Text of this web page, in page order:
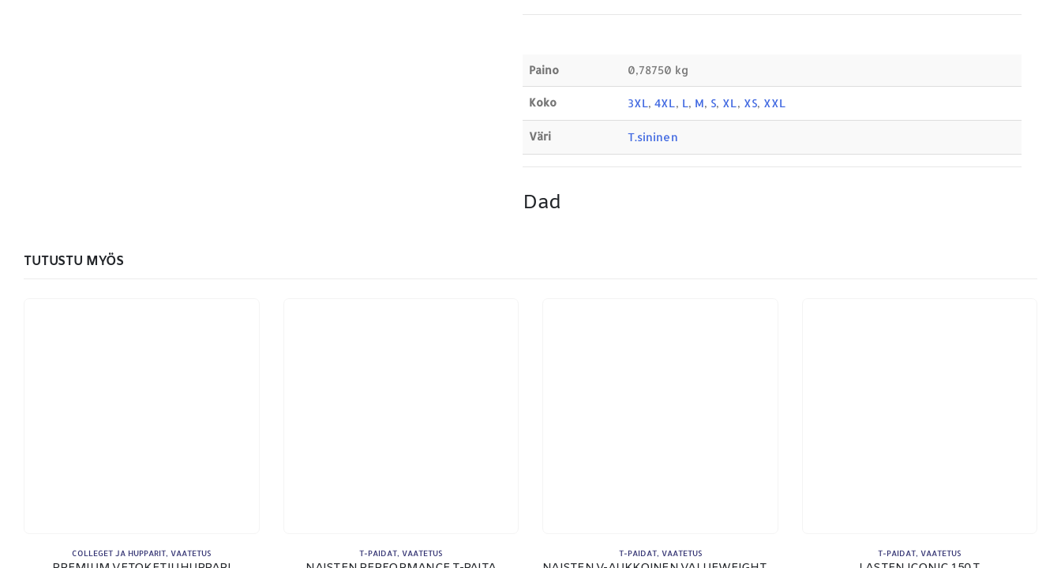
Paino 0,78750 kg
Koko 3XL,4XL, L, M, S, XL, XS, XXL
Väri T.sininen
Dad
TUTUSTU MYÖS
COLLEGET JA HUPPARIT,VAATETUS T-PAIDAT,VAATETUS T-PAIDAT, VAATETUS T-PAIDAT,VAATETUS